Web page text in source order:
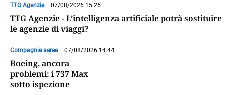
TTG Agenzie 07/08/2026 15:26
TTG Agenzie - L’intelligenza artificiale potrà sostituire
le agenzie di viaggi?
Compagnie aeree 07/08/2026 14:44
Boeing, ancora
problemi: i 737 Max
sotto ispezione